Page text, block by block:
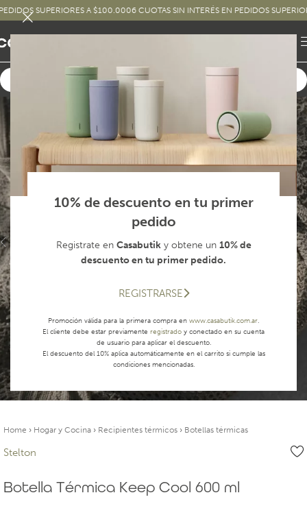
10% de descuento en tu primer
pedido
Registrate en Casabutiky obtene un 10% de
descuento en tu primer pedido.
REGISTRARSE
Promoción válida para la primera compra en www.casabutik.com.ar.
El cliente debe estar previamente registrado y conectado en su cuenta
de usuario para aplicar el descuento.
El descuento del 10% aplica automáticamente en el carrito si cumple las
condiciones mencionadas.
SUPERIORES A $100.0006 CUOTAS SIN INTERÉS EN PEDIDOS SUPERIORES
Home › Hogar y Cocina › Recipientes térmicos › Botellas térmicas
Stelton
Botella Térmica Keep Cool 600 ml